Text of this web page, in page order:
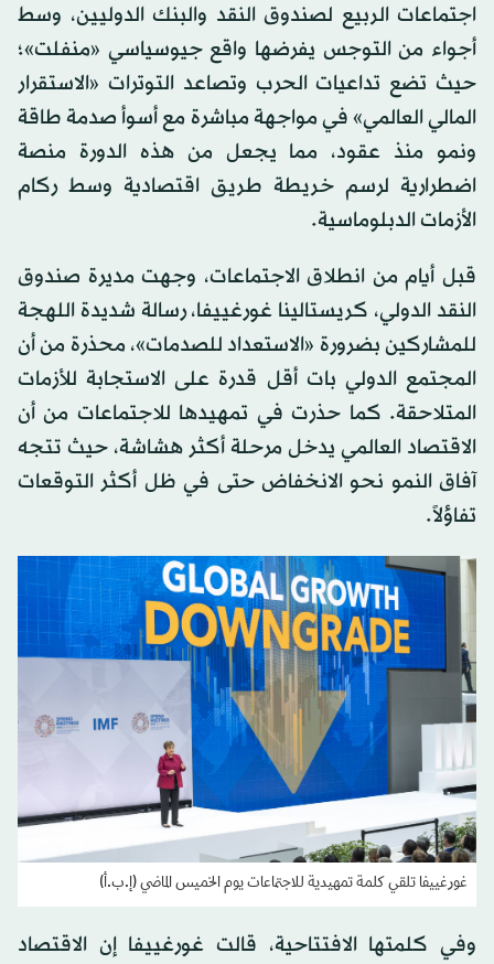
اجتماعات الربيع لصندوق النقد والبنك الدوليين، وسط
أجواء من التوجس يفرضها واقع جيوسياسي «منفلت»؛
حيث تضع تداعيات الحرب وتصاعد التوترات «الاستقرار
المالي العالمي» في مواجهة مباشرة مع أسوأ صدمة طاقة
ونمو منذ عقود، مما يجعل من هذه الدورة منصة
اضطرارية لرسم خريطة طريق اقتصادية وسط ركام
الأزمات الدبلوماسية.
قبل أيام من انطلاق الاجتماعات، وجهت مديرة صندوق
النقد الدولي، كريستالينا غورغييفا، رسالة شديدة اللهجة
للمشاركين بضرورة «الاستعداد للصدمات»، محذرة من أن
المجتمع الدولي بات أقل قدرة على الاستجابة للأزمات
المتلاحقة. كما حذرت في تمهيدها للاجتماعات من أن
الاقتصاد العالمي يدخل مرحلة أكثر هشاشة، حيث تتجه
آفاق النمو نحو الانخفاض حتى في ظل أكثر التوقعات
تفاؤلاً.
غورغييفا تلقي كلمة تمهيدية للاجتماعات يوم الخميس الماضي (إ.ب.أ)
وفي كلمتها الافتتاحية، قالت غورغييفا إن الاقتصاد